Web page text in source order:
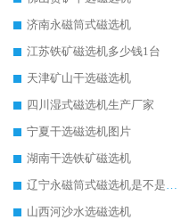
济南永磁筒式磁选机
江苏铁矿磁选机多少钱1台
天津矿山干选磁选机
四川湿式磁选机生产厂家
宁夏干选磁选机图片
湖南干选铁矿磁选机
辽宁永磁筒式磁选机是不是强磁
山西河沙水选磁选机